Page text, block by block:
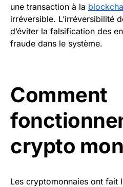
une transaction à la
irréversible. L’irréversibilité
d’éviter la falsification des
fraude dans le système.
Comment
crypto
Les cryptomonnaies ont fait